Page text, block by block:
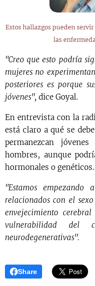
Estos hallazgos pueden
las
"Creo que esto podría
mujeres no
posteriores es porque
jóvenes", dice Goyal.
En entrevista con la
está claro a qué se
permanezcan
hombres, aunque
hormonales o genéticos.
"Estamos empezando
relacionados con el
envejecimiento
vulnerabilidad del
neurodegenerativas".
Share